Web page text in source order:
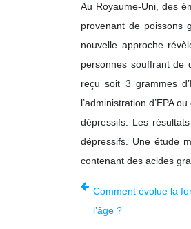
Au Royaume-Uni, des
provenant de poissons
nouvelle approche
personnes souffrant de
reçu soit 3 grammes
l’administration d’EPA
dépressifs. Les
dépressifs. Une étude
contenant des acides
Comment évolue la
l’âge ?